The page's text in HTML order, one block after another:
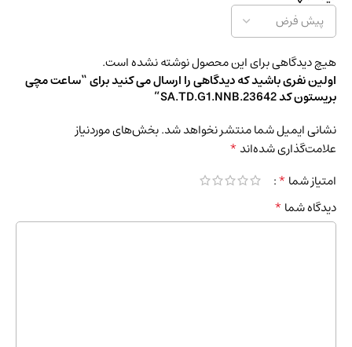
هیچ دیدگاهی برای این محصول نوشته نشده است.
اولین نفری باشید که دیدگاهی را ارسال می کنید برای “ساعت مچی
بریستون کد 23642.SA.TD.G1.NNB”
نشانی ایمیل شما منتشر نخواهد شد.بخش‌های موردنیاز
علامت‌گذاری شده‌اند*
امتیاز شما*
دیدگاه شما*